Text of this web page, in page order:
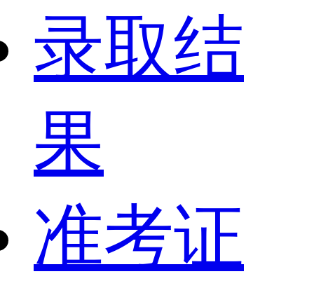
录取结
果
准考证